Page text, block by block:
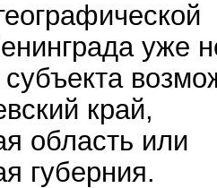
уже
край,
область или
губерния.